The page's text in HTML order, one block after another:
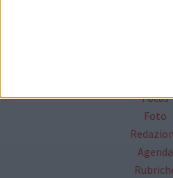
Focus
Foto
Agenda